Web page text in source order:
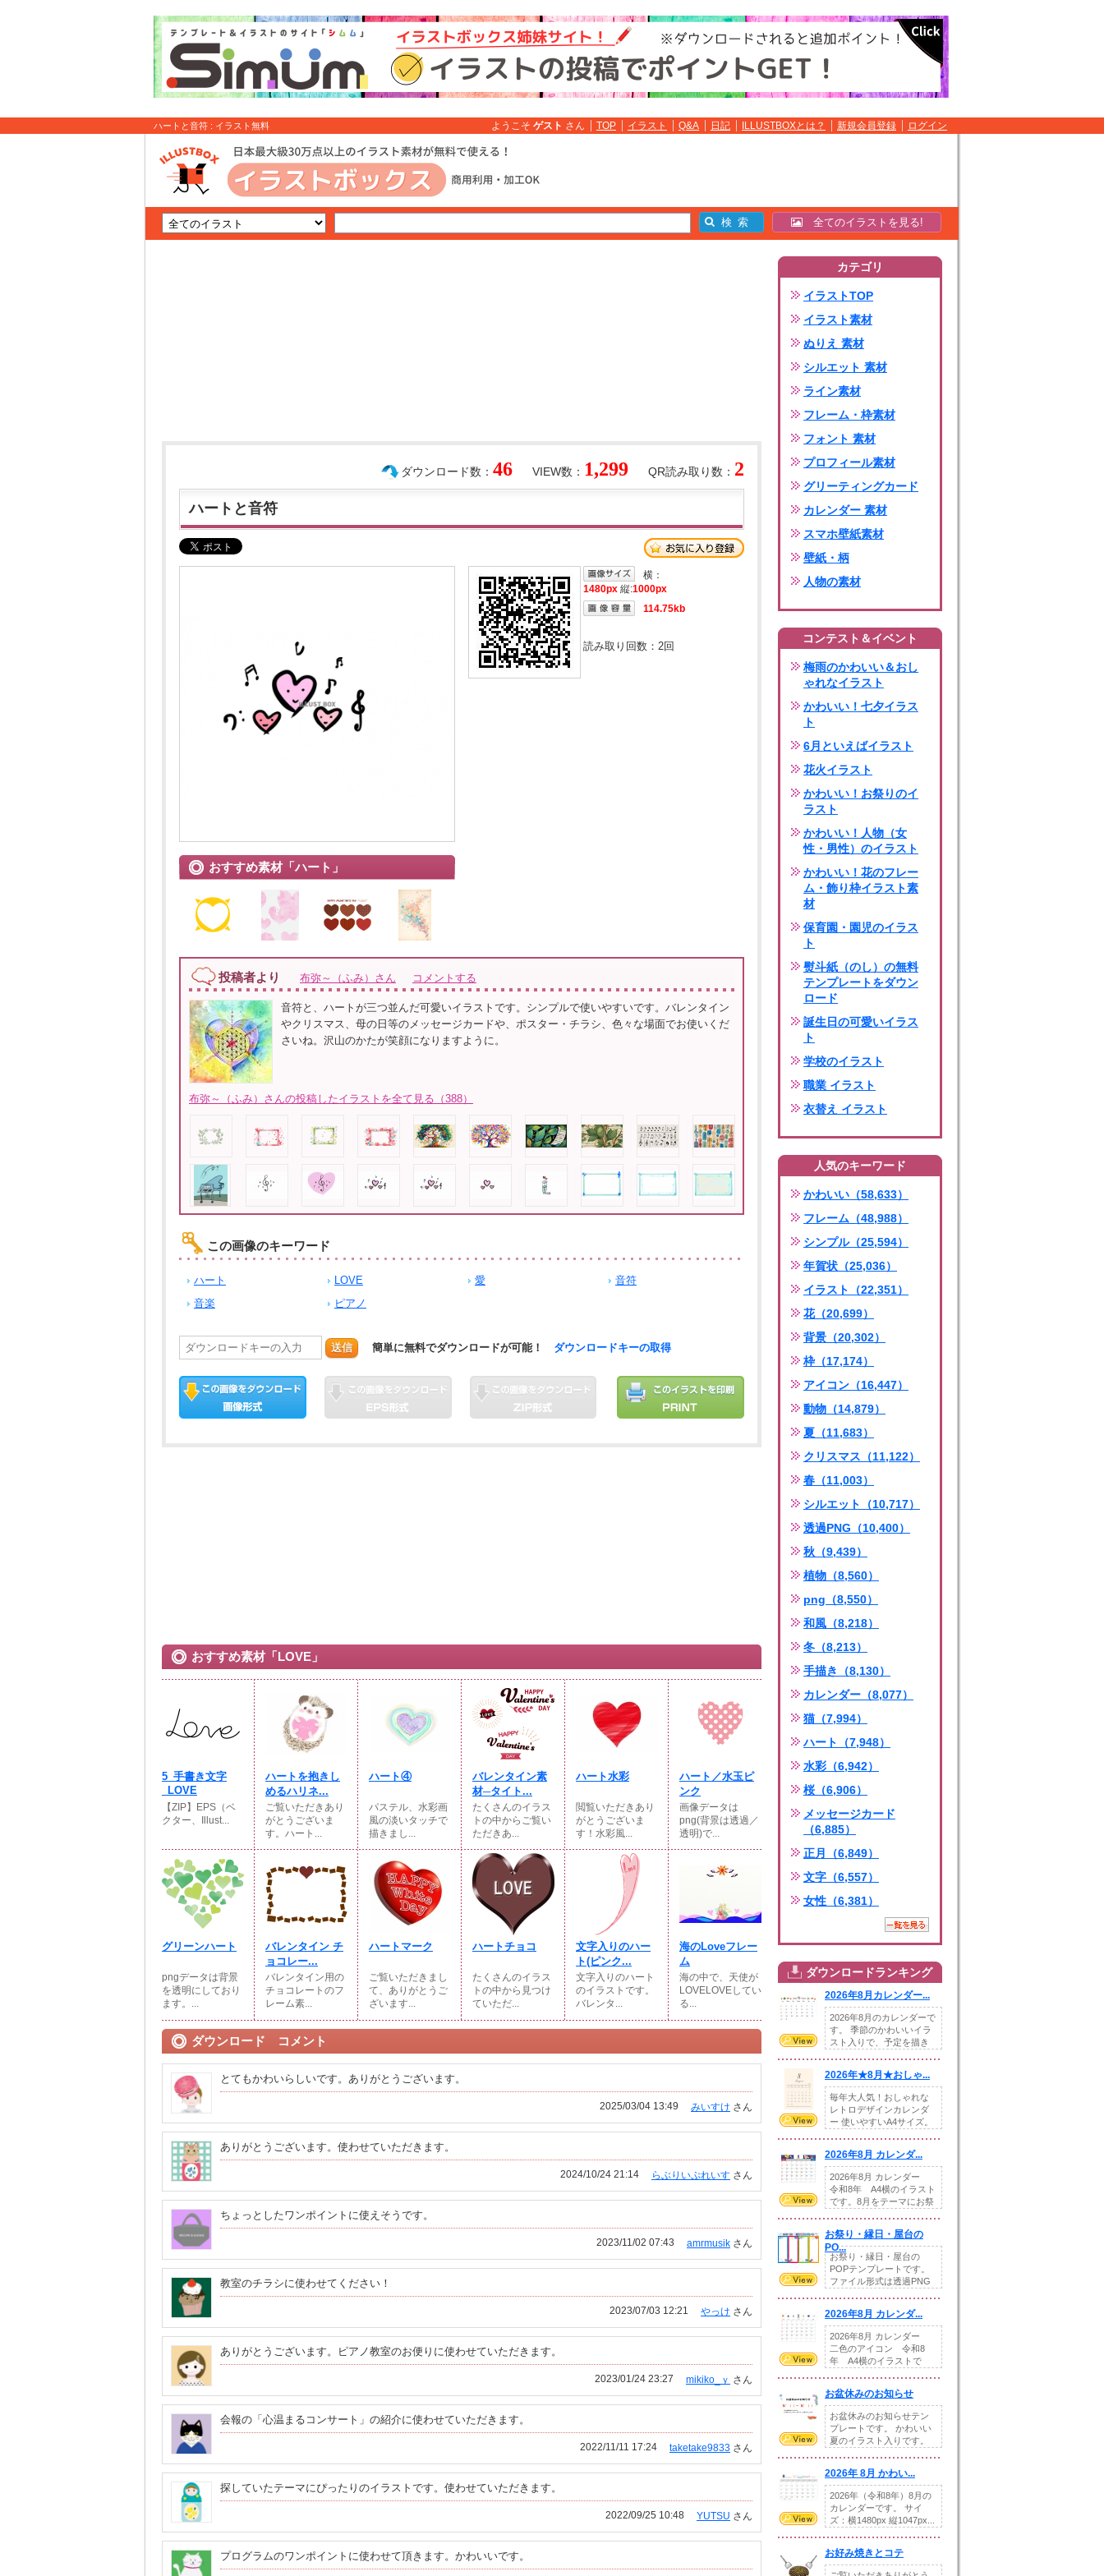
ハートと音符 : イラスト無料 ようこそ ゲスト さん TOP イラスト Q&A 日記 ILLUSTBOXとは？ 新規会員登録 ログイン
全てのイラストを見る!
QR読み取り数： 2
VIEW数： 1,299
ダウンロード数： 46
ハートと音符
おすすめ素材「ハート」
横：
1480px 縦:1000px
114.75kb
読み取り回数： 2回
投稿者より 布弥～（ふみ）さん コメントする
音符と、ハートが三つ並んだ可愛いイラストです。シンプルで使いやすいです。バレンタイン
やクリスマス、母の日等のメッセージカードや、ポスター・チラシ、色々な場面でお使いくだ
さいね。沢山のかたが笑顔になりますように。
布弥～（ふみ）さんの投稿したイラストを全て見る（388）
この画像のキーワード
ハート LOVE 愛
音符
音楽
ピアノ
送信 簡単に無料でダウンロードが可能！ ダウンロードキーの取得
おすすめ素材「LOVE」
5_手書き文字
_LOVE
【ZIP】EPS（ベ
クター、Illust...
ハートを抱きし
めるハリネ...
ご覧いただきあり
がとうございま
す。ハート...
ハート④
パステル、水彩画
風の淡いタッチで
描きまし...
バレンタイン素
材─タイト...
たくさんのイラス
トの中からご覧い
ただきあ...
ハート水彩
閲覧いただきあり
がとうございま
す！水彩風...
ハート／水玉ピ
ンク
画像データは
png(背景は透過／
透明)で...
グリーンハート
pngデータは背景
を透明にしており
ます。...
バレンタイン チ
ョコレー...
バレンタイン用の
チョコレートのフ
レーム素...
ハートマーク
ご覧いただきまし
て、ありがとうご
ざいます...
ハートチョコ
たくさんのイラス
トの中から見つけ
ていただ...
文字入りのハー
ト(ピンク...
文字入りのハート
のイラストです。
バレンタ...
海のLoveフレー
ム
海の中で、天使が
LOVELOVEしてい
る...
ダウンロード コメント
とてもかわいらしいです。ありがとうございます。
みいすけ さん
2025/03/04 13:49
ありがとうございます。使わせていただきます。
らぶりいぷれいす さん
2024/10/24 21:14
ちょっとしたワンポイントに使えそうです。
amrmusik さん
2023/11/02 07:43
教室のチラシに使わせてください！
やっけ さん
2023/07/03 12:21
ありがとうございます。ピアノ教室のお便りに使わせていただきます。
mikiko_ｙ さん
2023/01/24 23:27
会報の「心温まるコンサート」の紹介に使わせていただきます。
taketake9833 さん
2022/11/11 17:24
探していたテーマにぴったりのイラストです。使わせていただきます。
YUTSU さん
2022/09/25 10:48
プログラムのワンポイントに使わせて頂きます。かわいいです。
カテゴリ
イラストTOP
イラスト素材
ぬりえ 素材
シルエット 素材
ライン素材
フレーム・枠素材
フォント 素材
プロフィール素材
グリーティングカード
カレンダー 素材
スマホ壁紙素材
壁紙・柄
人物の素材
コンテスト＆イベント
梅雨のかわいい＆おし
ゃれなイラスト
かわいい！七夕イラス
ト
6月といえばイラスト
花火イラスト
かわいい！お祭りのイ
ラスト
かわいい！人物（女
性・男性）のイラスト
かわいい！花のフレー
ム・飾り枠イラスト素
材
保育園・園児のイラス
ト
熨斗紙（のし）の無料
テンプレートをダウン
ロード
誕生日の可愛いイラス
ト
学校のイラスト
職業 イラスト
衣替え イラスト
人気のキーワード
かわいい（58,633）
フレーム（48,988）
シンプル（25,594）
年賀状（25,036）
イラスト（22,351）
花（20,699）
背景（20,302）
枠（17,174）
アイコン（16,447）
動物（14,879）
夏（11,683）
クリスマス（11,122）
春（11,003）
シルエット（10,717）
透過PNG（10,400）
秋（9,439）
植物（8,560）
png（8,550）
和風（8,218）
冬（8,213）
手描き（8,130）
カレンダー（8,077）
猫（7,994）
ハート（7,948）
水彩（6,942）
桜（6,906）
メッセージカード
（6,885）
正月（6,849）
文字（6,557）
女性（6,381）
ダウンロードランキング
2026年8月カレンダー...
2026年8月のカレンダーで
す。 季節のかわいいイラ
スト入りで、予定を描き
2026年★8月★おしゃ...
毎年大人気！おしゃれな
レトロデザインカレンダ
ー 使いやすいA4サイズ。
2026年8月 カレンダ...
2026年8月 カレンダー
令和8年 A4横のイラスト
です。8月をテーマにお祭
お祭り・縁日・屋台の
PO...
お祭り・縁日・屋台の
POPテンプレートです。
ファイル形式は透過PNG
2026年8月 カレンダ...
2026年8月 カレンダー
二色のアイコン 令和8
年 A4横のイラストで
お盆休みのお知らせ
お盆休みのお知らせテン
プレートです。 かわいい
夏のイラスト入りです。
2026年 8月 かわい...
2026年（令和8年）8月の
カレンダーです。 サイ
ズ：横1480px 縦1047px...
お好み焼きとコテ